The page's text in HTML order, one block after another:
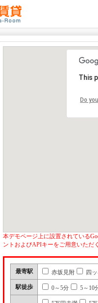
This
Do
本デモページ上に設置されている
ントおよびAPIキーをご用意いただ
最寄駅 赤坂見附 四
駅徒歩 0～5分 5～10